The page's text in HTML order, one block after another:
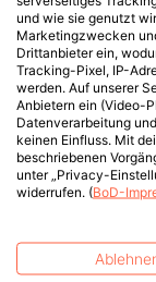
und wie sie genutzt
Marketingzwecken
Drittanbieter ein,
Tracking-Pixel, IP-
werden. Auf unserer
Anbietern ein (Video-
Datenverarbeitung
keinen Einfluss. Mit
beschriebenen
unter „Privacy-
widerrufen. (BoD-